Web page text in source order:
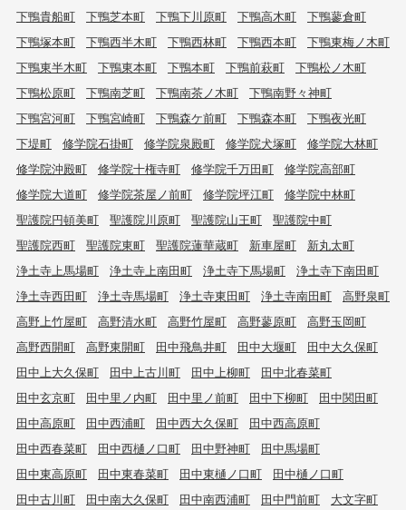
下鴨貴船町
下鴨芝本町 下鴨下川原町 下鴨高木町
下鴨蓼倉町
下鴨塚本町
下鴨西半木町 下鴨西林町 下鴨西本町
下鴨東梅ノ木町
下鴨東半木町
下鴨東本町 下鴨本町 下鴨前萩町
下鴨松ノ木町
下鴨松原町
下鴨南芝町 下鴨南茶ノ木町
下鴨南野々神町
下鴨宮河町
下鴨宮崎町 下鴨森ケ前町 下鴨森本町
下鴨夜光町
下堤町
修学院石掛町 修学院泉殿町 修学院犬塚町
修学院大林町
修学院沖殿町
修学院十権寺町 修学院千万田町
修学院高部町
修学院大道町
修学院茶屋ノ前町 修学院坪江町
修学院中林町
聖護院円頓美町
聖護院川原町 聖護院山王町
聖護院中町
聖護院西町
聖護院東町 聖護院蓮華蔵町 新車屋町
新丸太町
浄土寺上馬場町
浄土寺上南田町 浄土寺下馬場町
浄土寺下南田町
浄土寺西田町
浄土寺馬場町 浄土寺東田町 浄土寺南田町
高野泉町
高野上竹屋町
高野清水町 高野竹屋町 高野蓼原町
高野玉岡町
高野西開町
高野東開町 田中飛鳥井町 田中大堰町
田中大久保町
田中上大久保町
田中上古川町 田中上柳町
田中北春菜町
田中玄京町
田中里ノ内町 田中里ノ前町 田中下柳町
田中関田町
田中高原町
田中西浦町 田中西大久保町
田中西高原町
田中西春菜町
田中西樋ノ口町 田中野神町
田中馬場町
田中東高原町
田中東春菜町 田中東樋ノ口町
田中樋ノ口町
田中古川町
田中南大久保町 田中南西浦町 田中門前町
大文字町